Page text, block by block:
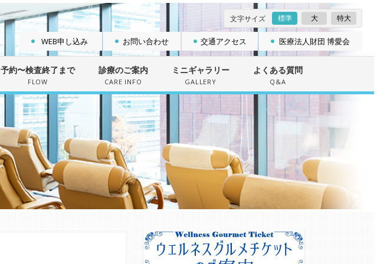
文字サイズ 標準 大 特大
WEB申し込み お問い合わせ 交通アクセス 医療法人財団 博愛会
予約〜検査終了まで
FLOW
診療のご案内
CARE INFO
ミニギャラリー
GALLERY
よくある質問
Q&A